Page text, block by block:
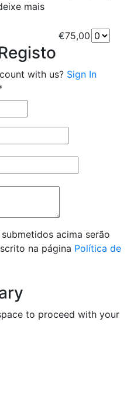
mais
€75,00
with us? Sign In
acima serão
na página Política de
to proceed with your